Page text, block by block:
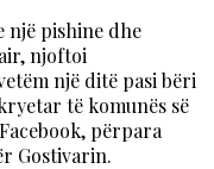
një pishine dhe
njoftoi
një ditë pasi bëri
të komunës së
përpara
Gostivarin.